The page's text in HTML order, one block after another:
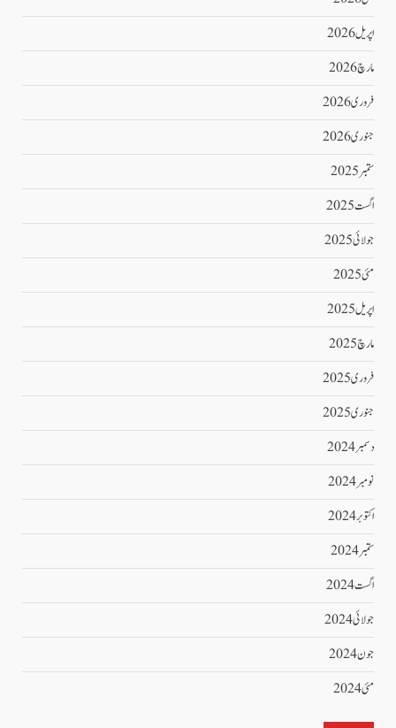
اپریل 2026
مارچ 2026
فروری 2026
جنوری 2026
ستمبر 2025
اگست 2025
جولائی 2025
مئی 2025
اپریل 2025
مارچ 2025
فروری 2025
جنوری 2025
دسمبر 2024
نومبر 2024
اکتوبر 2024
ستمبر 2024
اگست 2024
جولائی 2024
جون 2024
مئی 2024